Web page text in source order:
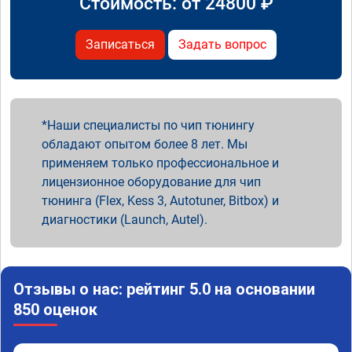
Записаться Задать вопрос
Наши специалисты по чип тюнингу
обладают опытом более 8 лет. Мы
применяем только профессиональное и
лицензионное оборудование для чип
тюнинга (Flex, Kess 3, Autotuner, Bitbox) и
диагностики (Launch, Autel).
Отзывы о нас: рейтинг 5.0 на основании
850 оценок